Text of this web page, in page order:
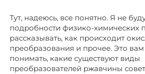
Тут, надеюсь, все понятно. Я не
подробности физико-химических
рассказывать, как происходит
преобразования и прочее. Это
понимать, какие существуют виды
преобразователей ржавчины